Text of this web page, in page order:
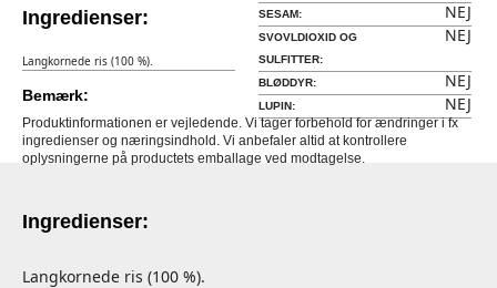
Ingredienser:
Langkornede ris (100 %).
SESAM: NEJ
SVOVLDIOXID OG
SULFITTER:
NEJ
BLØDDYR: NEJ
LUPIN: NEJ
Bemærk:
Produktinformationen er vejledende. Vi tager forbehold for ændringer i fx
ingredienser og næringsindhold. Vi anbefaler altid at kontrollere
oplysningerne på productets emballage ved modtagelse.
Ingredienser:
Langkornede ris (100 %).